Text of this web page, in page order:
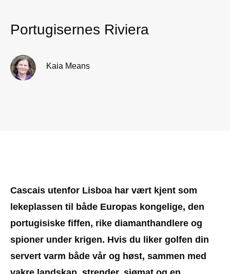
Portugisernes Riviera
Kaia Means
Cascais utenfor Lisboa har vært kjent som
lekeplassen til både Europas kongelige, den
portugisiske fiffen, rike diamanthandlere og
spioner under krigen. Hvis du liker golfen din
servert varm både vår og høst, sammen med